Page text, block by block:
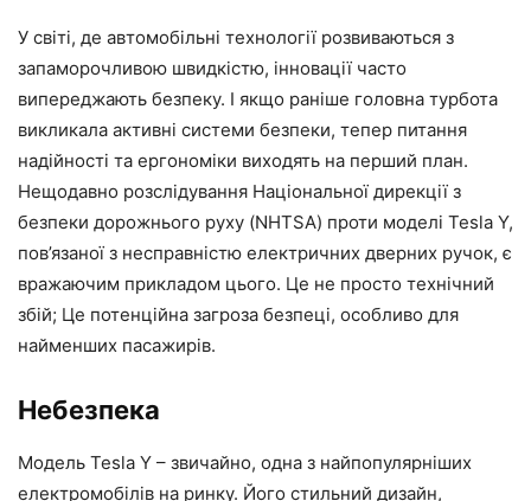
У світі, де автомобільні технології розвиваються з
запаморочливою швидкістю, інновації часто
випереджають безпеку. І якщо раніше головна турбота
викликала активні системи безпеки, тепер питання
надійності та ергономіки виходять на перший план.
Нещодавно розслідування Національної дирекції з
безпеки дорожнього руху (NHTSA) проти моделі Tesla Y,
пов’язаної з несправністю електричних дверних ручок, є
вражаючим прикладом цього. Це не просто технічний
збій; Це потенційна загроза безпеці, особливо для
найменших пасажирів.
Небезпека
Модель Tesla Y – звичайно, одна з найпопулярніших
електромобілів на ринку. Його стильний дизайн,